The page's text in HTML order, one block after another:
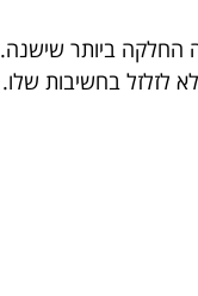
החלקה ביותר שישנה.